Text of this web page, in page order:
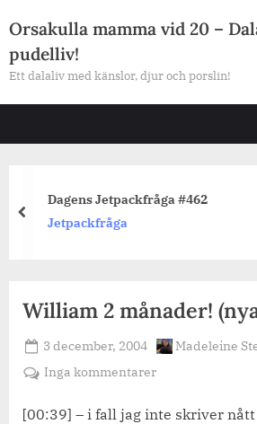
to
content
Orsakulla mamma vid 20 –
pudelliv!
Ett dalaliv med känslor, djur och porslin!
Dagens Jetpackfråga #462
Jetpackfråga
prev
William 2 månader!
Posted
on
3 december, 2004 By
Madeleine
Inga kommentarertill
2
[00:39] – i fall jag inte skriver